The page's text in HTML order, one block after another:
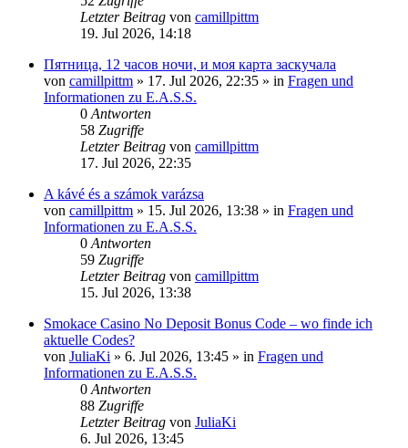
Letzter Beitrag von camillpittm
19. Jul 2026, 14:18
Пятница, 12 часов ночи, и моя карта заскучала
von camillpittm » 17. Jul 2026, 22:35 » in Fragen und
Informationen zu E.A.S.S.
0Antworten
58 Zugriffe
Letzter Beitrag von camillpittm
17. Jul 2026, 22:35
A kávé és a számok varázsa
von camillpittm » 15. Jul 2026, 13:38 » in Fragen und
Informationen zu E.A.S.S.
0Antworten
59 Zugriffe
Letzter Beitrag von camillpittm
15. Jul 2026, 13:38
Smokace Casino No Deposit Bonus Code – wo finde ich
aktuelle Codes?
von JuliaKi » 6. Jul 2026, 13:45 » in Fragen und
Informationen zu E.A.S.S.
0Antworten
88 Zugriffe
Letzter Beitrag von JuliaKi
6. Jul 2026, 13:45